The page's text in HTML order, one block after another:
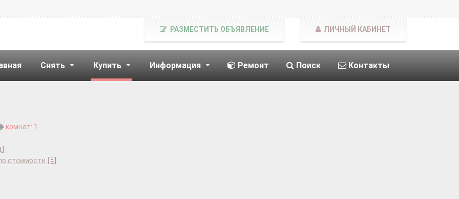
Снять Купить Информация Ремонт Поиск Контакты
РАЗМЕСТИТЬ ОБЪЯВЛЕНИЕ ЛИЧНЫЙ КАБИНЕТ
комнат: 1
стоимости